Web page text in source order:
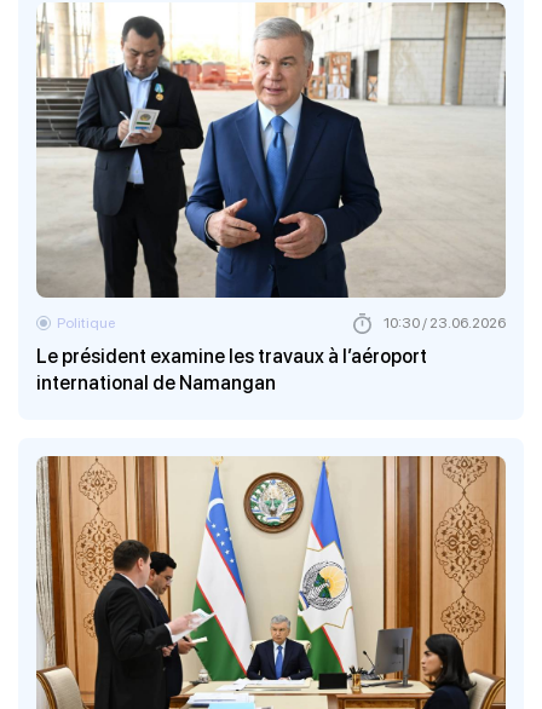
Le président examine les travaux à l’aéroport
international de Namangan
Politique 10:30 / 23.06.2026